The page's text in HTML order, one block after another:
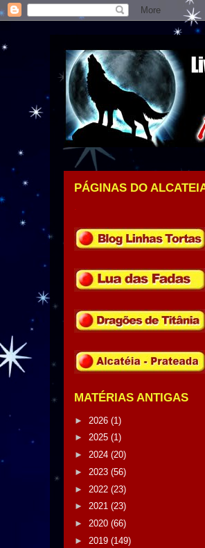
PÁGINAS DO
MATÉRIAS ANTIGAS
► 2026 (1)
► 2025 (1)
► 2024 (20)
► 2023 (56)
► 2022 (23)
► 2021 (23)
► 2020 (66)
► 2019 (149)